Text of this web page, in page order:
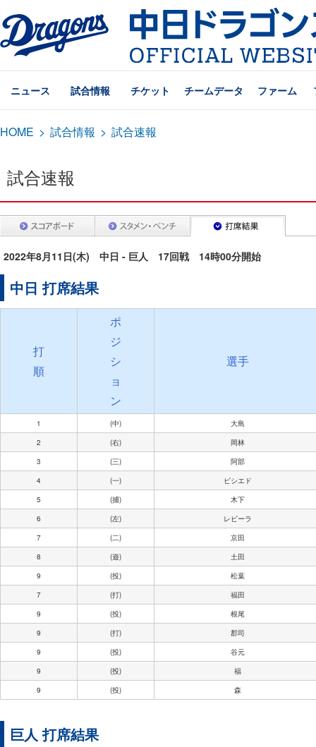
ニュース 試合情報 チケット チームデータ ファーム
HOME > 試合情報 > 試合速報
試合速報
2022年8月11日(木) 中日 - 巨人 17回戦 14時00分開始
中日 打席結果
打
順
ポ
ジ
シ
ョ
ン
選手
1 (中)
大島
2
(右)
岡林
3
(三)
阿部
4
(一)
ビシエド
5
(捕)
木下
6
(左)
レビーラ
7
(二)
京田
8
(遊)
土田
9
(投)
松葉
7
(打)
福田
9
(投)
根尾
9
(打)
郡司
9
(投)
谷元
9
(投)
福
9
(投) 森
巨人 打席結果